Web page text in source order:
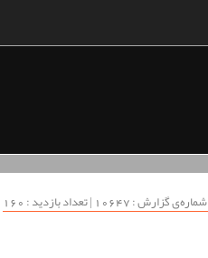
شماره‌ی گزارش : ‌10647 | تعداد بازدید : 160